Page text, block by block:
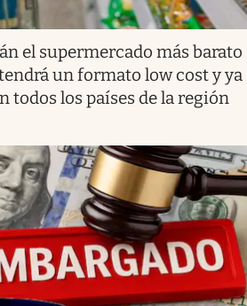
el supermercado más barato
un formato low cost y ya
todos los países de la región